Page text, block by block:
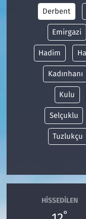
Derbent
Emirgazi
Hadim
Kadınhanı
Kulu
Selçuklu
Tuzlukçu
HISSEDILEN
°
Tekirdağ